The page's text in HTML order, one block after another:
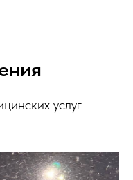
услуг